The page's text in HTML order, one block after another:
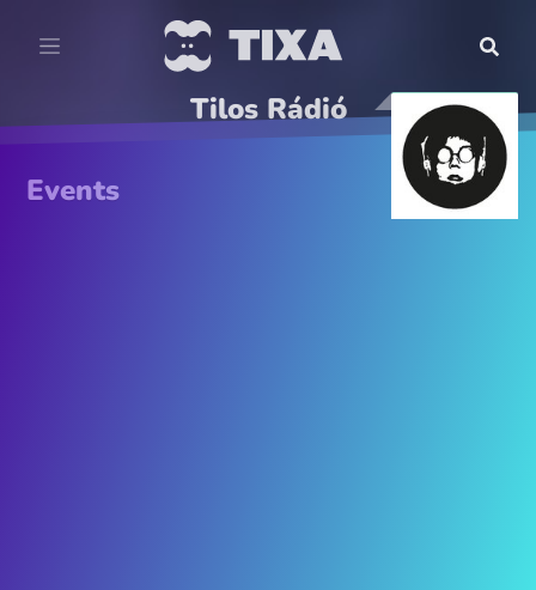
Tilos Rádió
Events